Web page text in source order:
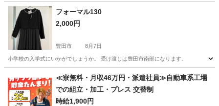
フォーマル130
2,000円
豊田市 8月7日
小学校の入学式にいかがでしょうか。 受け渡しは豊田市南部になります。
キッズ用品
≪寮無料・月収46万円・派遣社員≫自動車系工場
での組立・加工・プレス 交替制
時給1,900円